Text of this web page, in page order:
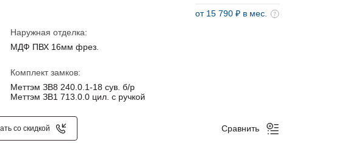
Наружная отделка:
МДФ ПВХ 16мм фрез.
Комплект замков:
Меттэм ЗВ8 240.0.1-18 сув. б/р
Меттэм ЗВ1 713.0.0 цил. с ручкой
от 15 790 ₽ в мес.
со скидкой Сравнить